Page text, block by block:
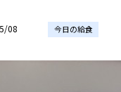
08 今日の給食